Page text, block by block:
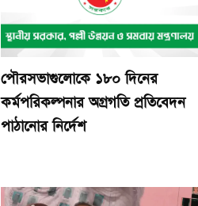
পৌরসভাগুলোকে ১৮০ দিনের
কর্মপরিকল্পনার অগ্রগতি প্রতিবেদন
পাঠানোর নির্দেশ